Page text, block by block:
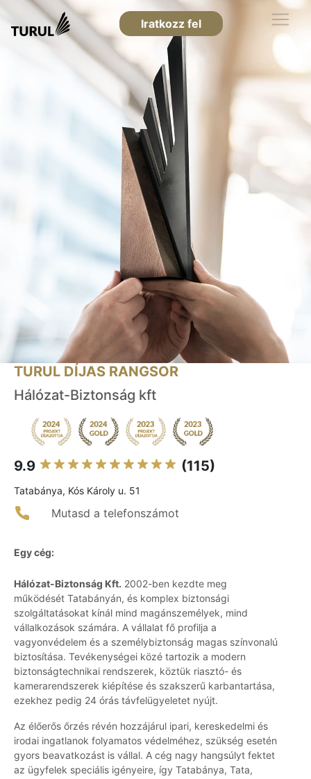
Iratkozz fel
TURUL DÍJAS RANGSOR
Hálózat-Biztonság kft
9.9 (115)
Tatabánya, Kós Károly u. 51
Mutasd a telefonszámot
Egy cég:
Hálózat-Biztonság Kft. 2002-ben kezdte meg
működését Tatabányán, és komplex biztonsági
szolgáltatásokat kínál mind magánszemélyek, mind
vállalkozások számára. A vállalat fő profilja a
vagyonvédelem és a személybiztonság magas színvonalú
biztosítása. Tevékenységei közé tartozik a modern
biztonságtechnikai rendszerek, köztük riasztó- és
kamerarendszerek kiépítése és szakszerű karbantartása,
ezekhez pedig 24 órás távfelügyeletet nyújt.
Az élőerős őrzés révén hozzájárul ipari, kereskedelmi és
irodai ingatlanok folyamatos védelméhez, szükség esetén
gyors beavatkozást is vállal. A cég nagy hangsúlyt fektet
az ügyfelek speciális igényeire, így Tatabánya, Tata,